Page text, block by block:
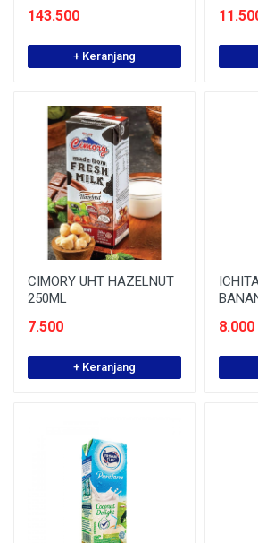
143.500
+ Keranjang
CIMORY UHT HAZELNUT
250ML
7.500
+ Keranjang
8.000